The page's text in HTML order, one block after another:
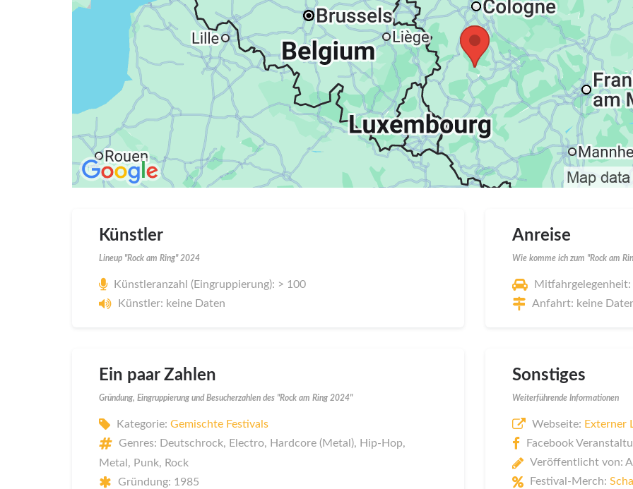
Künstler
Lineup "Rock am Ring" 2024
Künstleranzahl (Eingruppierung): > 100
Künstler: keine Daten
Anreise
Wie komme ich zum "Rock am
Anfahrt: keine
Ein paar Zahlen
Gründung, Eingruppierung und Besucherzahlen des "Rock am Ring 2024"
Kategorie: Gemischte Festivals
Genres: Deutschrock, Electro, Hardcore (Metal), Hip-Hop,
Metal, Punk, Rock
Gründung: 1985
Sonstiges
Weiterführende Informationen
Webseite: Externer
Facebook
Veröffentlicht von:
Festival-Merch: